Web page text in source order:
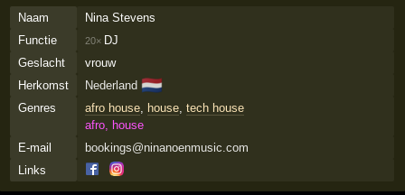
Naam
Nina Stevens
Functie
20× DJ
Geslacht
vrouw
Herkomst
Nederland 🇳🇱
Genres afro house, house, tech house
afro, house
E-mail
bookings@ninanoenmusic.com
Links